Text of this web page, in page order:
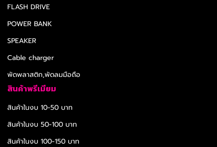
FLASH DRIVE
POWER BANK
SPEAKER
Cable charger
พัดพลาสติก,พัดลมมือถือ
สินค้าพรีเมียม
สินค้าในงบ 10-50 บาท
สินค้าในงบ 50-100 บาท
สินค้าในงบ 100-150 บาท